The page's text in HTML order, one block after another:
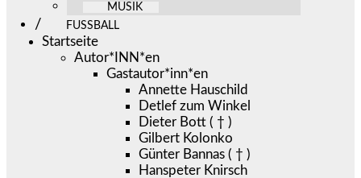
MUSIK
FUSSBALL
Startseite
Autor*INN*en
Gastautor*inn*en
Annette Hauschild
Detlef zum Winkel
Dieter Bott ( † )
Gilbert Kolonko
Günter Bannas ( † )
Hanspeter Knirsch